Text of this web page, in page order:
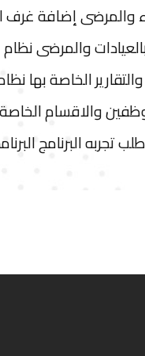
والمرضى إضافة
والمرضى نظام
الخاصة بها نظام
والاقسام
البرنامج